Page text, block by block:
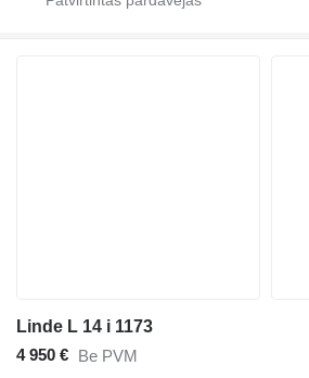
Linde L 14 i 1173
4 950 € Be PVM